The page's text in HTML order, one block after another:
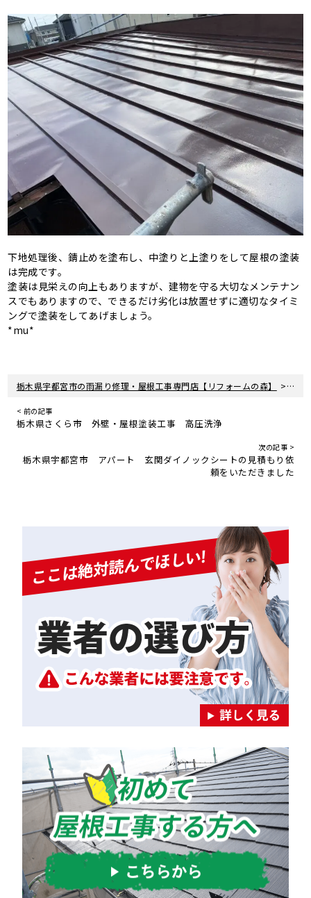
下地処理後、錆止めを塗布し、中塗りと上塗りをして屋根の塗装
は完成です。
塗装は見栄えの向上もありますが、建物を守る大切なメンテナン
スでもありますので、できるだけ劣化は放置せずに適切なタイミ
ングで塗装をしてあげましょう。
*mu*
栃木県宇都宮市の雨漏り修理・屋根工事専門店【リフォームの森】 > 新着
< 前の記事
栃木県さくら市 外壁・屋根塗装工事 高圧洗浄
次の記事 >
栃木県宇都宮市 アパート 玄関ダイノックシートの見積もり依
頼をいただきました